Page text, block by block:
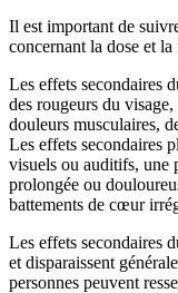
Il est important de
concernant la dose et
Les effets secondaires
des rougeurs du visage,
douleurs musculaires,
Les effets secondaires
visuels ou auditifs, une
prolongée ou
battements de cœur
Les effets secondaires
et disparaissent
personnes peuvent